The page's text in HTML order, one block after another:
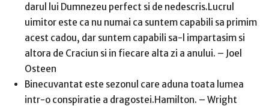
darul lui Dumnezeu perfect si de nedescris.Lucrul
uimitor este ca nu numai ca suntem capabili sa primim
acest cadou, dar suntem capabili sa-l impartasim si
altora de Craciun si in fiecare alta zi a anului. – Joel
Osteen
Binecuvantat este sezonul care aduna toata lumea
intr-o conspiratie a dragostei.Hamilton. – Wright